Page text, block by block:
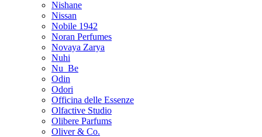
Nishane
Nissan
Nobile 1942
Noran Perfumes
Novaya Zarya
Nuhi
Nu_Be
Odin
Odori
Officina delle Essenze
Olfactive Studio
Olibere Parfums
Oliver & Co.